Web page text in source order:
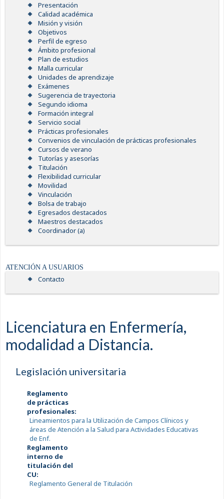
Presentación
Calidad académica
Misión y visión
Objetivos
Perfil de egreso
Ámbito profesional
Plan de estudios
Malla curricular
Unidades de aprendizaje
Exámenes
Sugerencia de trayectoria
Segundo idioma
Formación integral
Servicio social
Prácticas profesionales
Convenios de vinculación de prácticas profesionales
Cursos de verano
Tutorías y asesorías
Titulación
Flexibilidad curricular
Movilidad
Vinculación
Bolsa de trabajo
Egresados destacados
Maestros destacados
Coordinador (a)
ATENCIÓN A USUARIOS
Contacto
Licenciatura en Enfermería,
modalidad a Distancia.
Legislación universitaria
Reglamento
de prácticas
profesionales:
Lineamientos para la Utilización de Campos Clínicos y
áreas de Atención a la Salud para Actividades Educativas
de Enf.
Reglamento
interno de
titulación del
CU:
Reglamento General de Titulación